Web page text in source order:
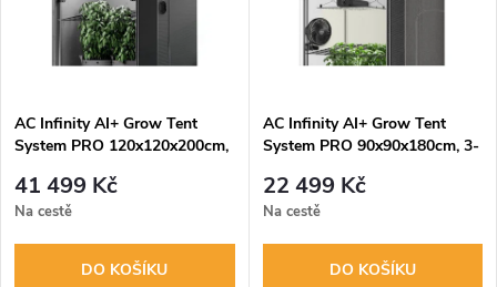
p
r
o
s
p
r
AC Infinity AI+ Grow Tent
System PRO 120x120x200cm,
41 499 Kč
Na cestě
DO KOŠÍKU
AC Infinity AI+ Grow Tent
System PRO 90x90x180cm, 3-
22 499 Kč
Na cestě
DO KOŠÍKU